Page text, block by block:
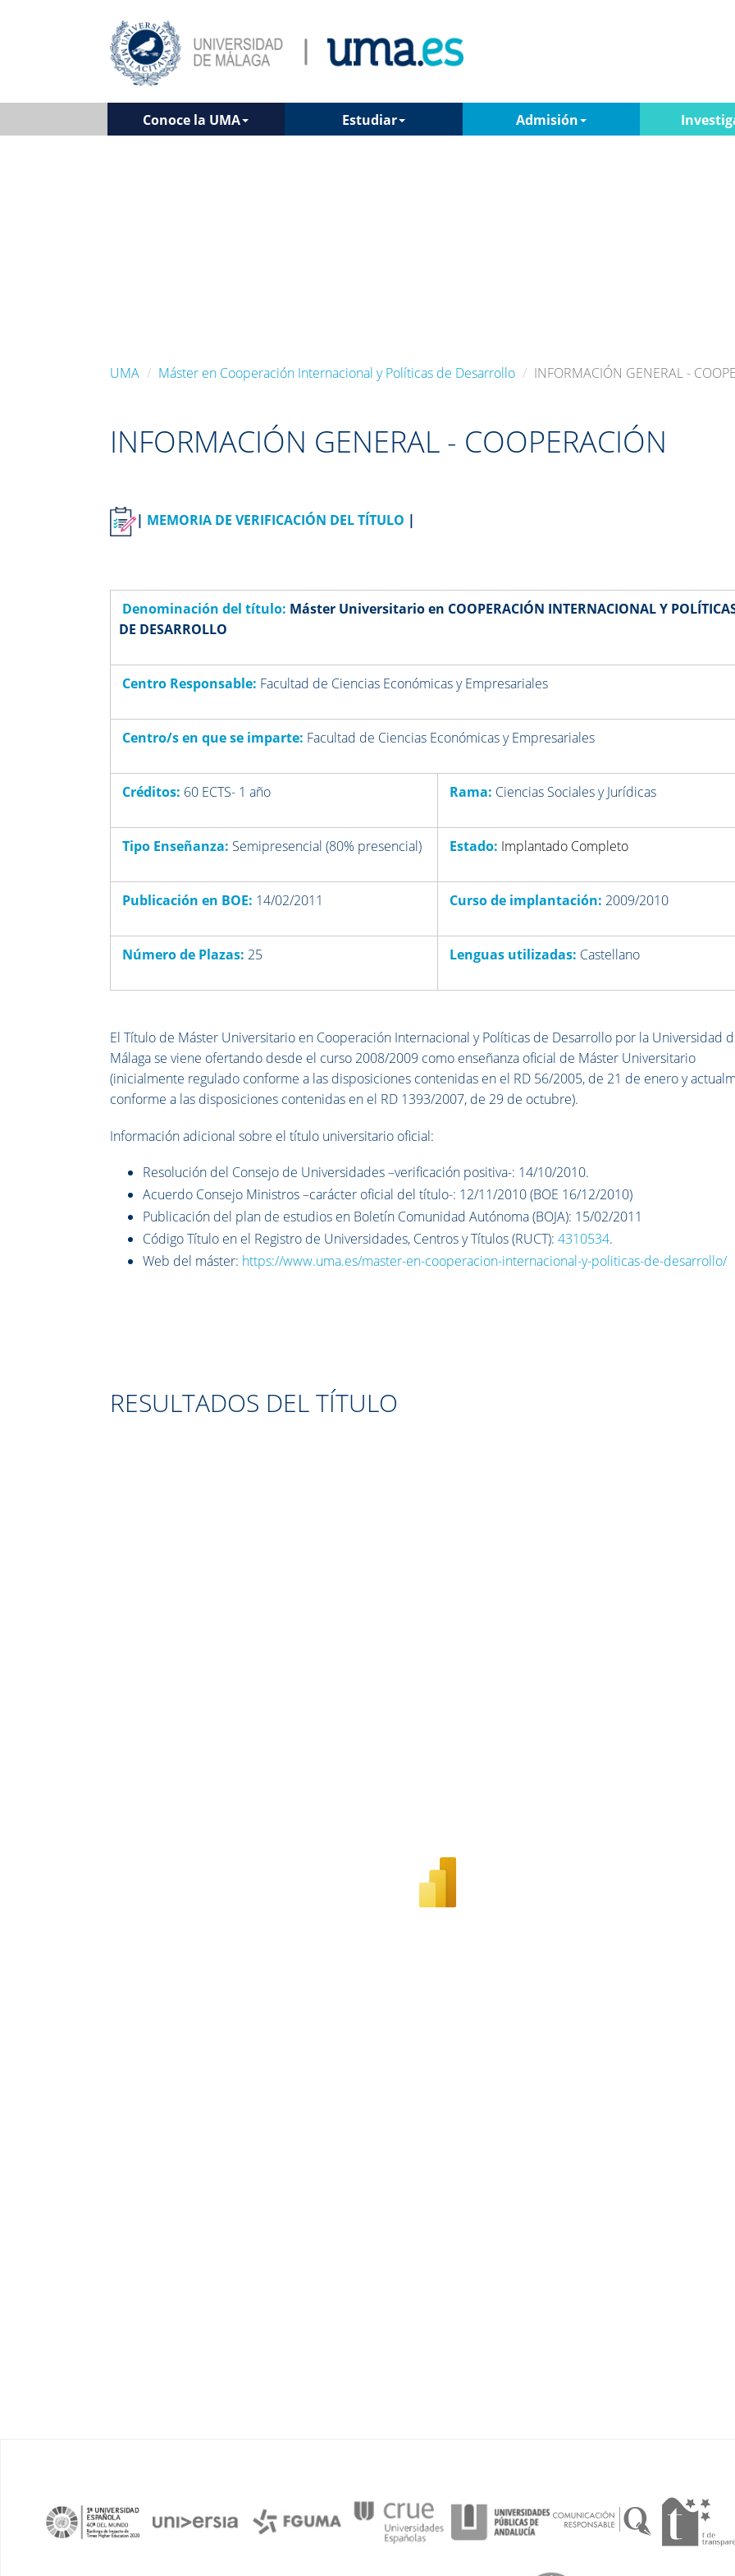
Conoce la UMA Estudiar Admisión
UMA Máster en Cooperación Internacional y Políticas de Desarrollo INFORMACIÓN GENERAL -
INFORMACIÓN GENERAL - COOPERACIÓN
| MEMORIA DE VERIFICACIÓN DEL TÍTULO |
Denominación del título: Máster Universitario en COOPERACIÓN INTERNACIONAL Y
DE DESARROLLO
Centro Responsable: Facultad de Ciencias Económicas y Empresariales
Centro/s en que se imparte: Facultad de Ciencias Económicas y Empresariales
Créditos: 60 ECTS- 1 año Rama: Ciencias Sociales y Jurídicas
Tipo Enseñanza: Semipresencial (80% presencial) Estado: Implantado Completo
Publicación en BOE: 14/02/2011 Curso de implantación: 2009/2010
Número de Plazas: 25 Lenguas utilizadas: Castellano
El Título de Máster Universitario en Cooperación Internacional y Políticas de Desarrollo por la Universidad
Málaga se viene ofertando desde el curso 2008/2009 como enseñanza oficial de Máster Universitario
(inicialmente regulado conforme a las disposiciones contenidas en el RD 56/2005, de 21 de enero y
conforme a las disposiciones contenidas en el RD 1393/2007, de 29 de octubre).
Información adicional sobre el título universitario oficial:
Resolución del Consejo de Universidades –verificación positiva-: 14/10/2010.
Acuerdo Consejo Ministros –carácter oficial del título-: 12/11/2010 (BOE 16/12/2010)
Publicación del plan de estudios en Boletín Comunidad Autónoma (BOJA): 15/02/2011
Código Título en el Registro de Universidades, Centros y Títulos (RUCT):4310534.
Web del máster: https://www.uma.es/master-en-cooperacion-internacional-y-politicas-de-desarrollo/
RESULTADOS DEL TÍTULO